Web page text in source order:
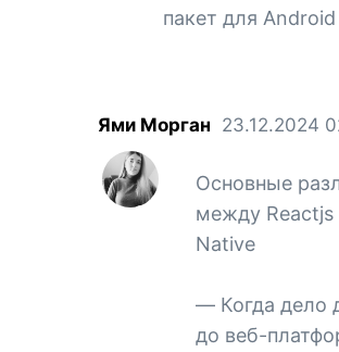
пакет для Android
Ями Морган 23.12.2024
Основные
между Reactjs
Native
— Когда дело
до веб-